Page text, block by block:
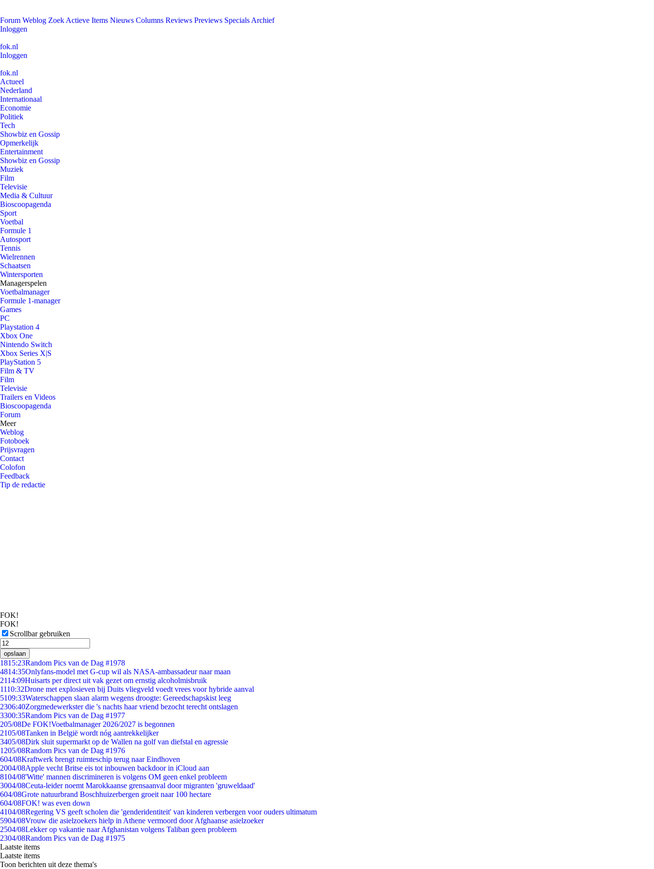
Forum Weblog Zoek Actieve Items Nieuws Columns Reviews Previews Specials Archief
Inloggen
fok.nl
Inloggen
fok.nl
Actueel
Nederland
Internationaal
Economie
Politiek
Tech
Showbiz en Gossip
Opmerkelijk
Entertainment
Showbiz en Gossip
Muziek
Film
Televisie
Media & Cultuur
Bioscoopagenda
Sport
Voetbal
Formule 1
Autosport
Tennis
Wielrennen
Schaatsen
Wintersporten
Managerspelen
Voetbalmanager
Formule 1-manager
Games
PC
Playstation 4
Xbox One
Nintendo Switch
Xbox Series X|S
PlayStation 5
Film & TV
Film
Televisie
Trailers en Videos
Bioscoopagenda
Forum
Meer
Weblog
Fotoboek
Prijsvragen
Contact
Colofon
Feedback
Tip de redactie
FOK!
FOK!
Scrollbar gebruiken
opslaan
1815:23Random Pics van de Dag #1978
4814:35Onlyfans-model met G-cup wil als NASA-ambassadeur naar maan
2114:09Huisarts per direct uit vak gezet om ernstig alcoholmisbruik
1110:32Drone met explosieven bij Duits vliegveld voedt vrees voor hybride aanval
5109:33Waterschappen slaan alarm wegens droogte: Gereedschapskist leeg
2306:40Zorgmedewerkster die 's nachts haar vriend bezocht terecht ontslagen
3300:35Random Pics van de Dag #1977
205/08De FOK!Voetbalmanager 2026/2027 is begonnen
2105/08Tanken in België wordt nóg aantrekkelijker
3405/08Dirk sluit supermarkt op de Wallen na golf van diefstal en agressie
1205/08Random Pics van de Dag #1976
604/08Kraftwerk brengt ruimteschip terug naar Eindhoven
2004/08Apple vecht Britse eis tot inbouwen backdoor in iCloud aan
8104/08'Witte' mannen discrimineren is volgens OM geen enkel probleem
3004/08Ceuta-leider noemt Marokkaanse grensaanval door migranten 'gruweldaad'
604/08Grote natuurbrand Boschhuizerbergen groeit naar 100 hectare
604/08FOK! was even down
4104/08Regering VS geeft scholen die 'genderidentiteit' van kinderen verbergen voor ouders ultimatum
5904/08Vrouw die asielzoekers hielp in Athene vermoord door Afghaanse asielzoeker
2504/08Lekker op vakantie naar Afghanistan volgens Taliban geen probleem
2304/08Random Pics van de Dag #1975
Laatste items
Laatste items
Toon berichten uit deze thema's